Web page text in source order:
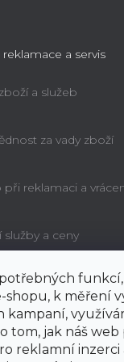
shopu, k měření
kampaní,
tom, jak náš
reklamní inzerci
reklamace a servis
a služeb
za vady zboží
při reklamaci a
služby a ceny
poučení o právu
na odstoupení